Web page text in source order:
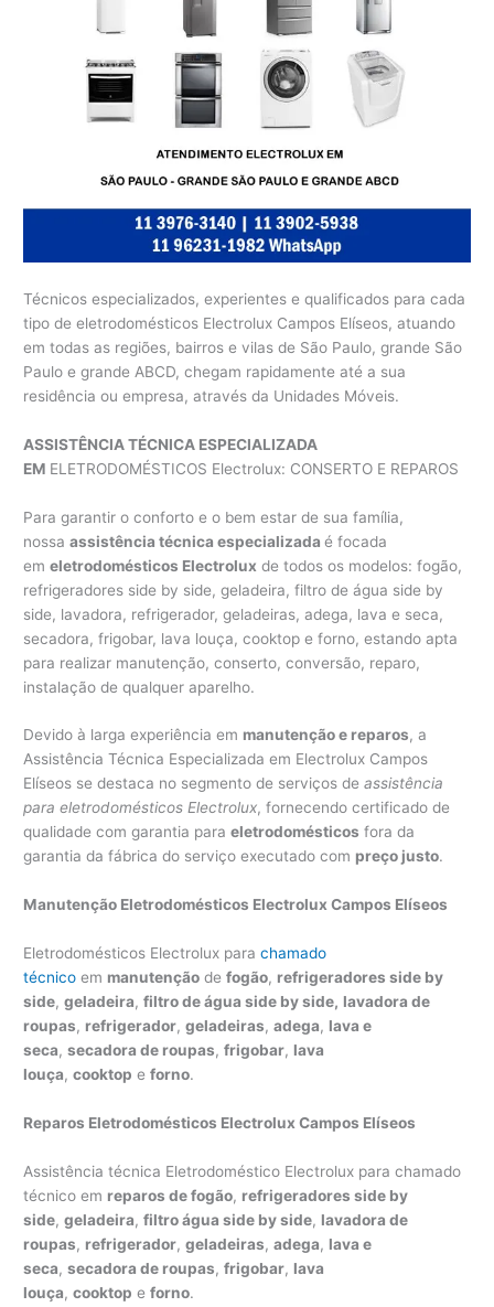
Técnicos especializados, experientes e qualificados para cada
tipo de eletrodomésticos Electrolux Campos Elíseos, atuando
em todas as regiões, bairros e vilas de São Paulo, grande São
Paulo e grande ABCD, chegam rapidamente até a sua
residência ou empresa, através da Unidades Móveis.
ASSISTÊNCIA TÉCNICA ESPECIALIZADA
EM ELETRODOMÉSTICOS Electrolux: CONSERTO E REPAROS
Para garantir o conforto e o bem estar de sua família,
nossaassistência técnica especializadaé focada
emeletrodomésticos Electrolux de todos os modelos: fogão,
refrigeradores side by side, geladeira, filtro de água side by
side, lavadora, refrigerador, geladeiras, adega, lava e seca,
secadora, frigobar, lava louça, cooktop e forno, estando apta
para realizar manutenção, conserto, conversão, reparo,
instalação de qualquer aparelho.
Devido à larga experiência em manutenção e reparos, a
Assistência Técnica Especializada em Electrolux Campos
Elíseos se destaca no segmento de serviços deassistência
para eletrodomésticos Electrolux, fornecendo certificado de
qualidade com garantia paraeletrodomésticos fora da
garantia da fábrica do serviço executado com preço justo.
Manutenção Eletrodomésticos Electrolux Campos Elíseos
Eletrodomésticos Electrolux parachamado
técnico em manutenção defogão, refrigeradores side by
side,geladeira,filtro de água side by side, lavadora de
roupas, refrigerador,geladeiras,adega, lava e
seca,secadora de roupas,frigobar, lava
louça,cooktop eforno.
Reparos Eletrodomésticos Electrolux Campos Elíseos
Assistência técnica Eletrodoméstico Electrolux para chamado
técnico em reparos de fogão, refrigeradores side by
side,geladeira,filtro água side by side, lavadora de
roupas, refrigerador,geladeiras,adega, lava e
seca,secadora de roupas,frigobar, lava
louça,cooktop eforno.